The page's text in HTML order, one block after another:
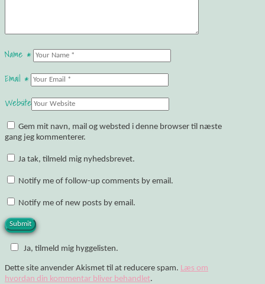
Name *
Email *
Website
Gem mit navn, mail og websted i denne browser til næste
gang jeg kommenterer.
Ja tak, tilmeld mig nyhedsbrevet.
Notify me of follow-up comments by email.
Notify me of new posts by email.
Ja, tilmeld mig hyggelisten.
Dette site anvender Akismet til at reducere spam. Læs om
hvordan din kommentar bliver behandlet.